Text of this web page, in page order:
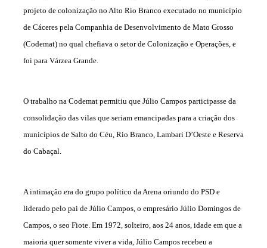
projeto de colonização no Alto Rio Branco executado no município
de Cáceres pela Companhia de Desenvolvimento de Mato Grosso
(Codemat) no qual chefiava o setor de Colonização e Operações, e
foi para Várzea Grande.
O trabalho na Codemat permitiu que Júlio Campos participasse da
consolidação das vilas que seriam emancipadas para a criação dos
municípios de Salto do Céu, Rio Branco, Lambari D’Oeste e Reserva
do Cabaçal.
A intimação era do grupo político da Arena oriundo do PSD e
liderado pelo pai de Júlio Campos, o empresário Júlio Domingos de
Campos, o seo Fiote. Em 1972, solteiro, aos 24 anos, idade em que a
maioria quer somente viver a vida, Júlio Campos recebeu a